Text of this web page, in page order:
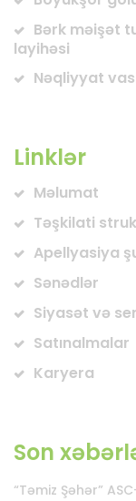
Bərk məişət
layihəsi
Nəqliyyat
Linklər
Məlumat
Təşkilati
Apellyasiya
Sənədlər
Siyasət və
Satınalmalar
Karyera
Son
“Təmiz Şəhər”